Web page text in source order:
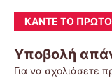
ΚΆΝΤΕ ΤΟ
Υποβολή
Για να σχολιάσετε